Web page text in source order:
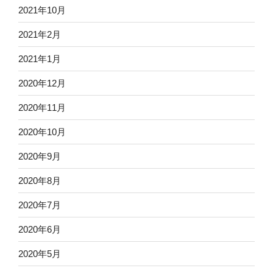
2021年10月
2021年2月
2021年1月
2020年12月
2020年11月
2020年10月
2020年9月
2020年8月
2020年7月
2020年6月
2020年5月